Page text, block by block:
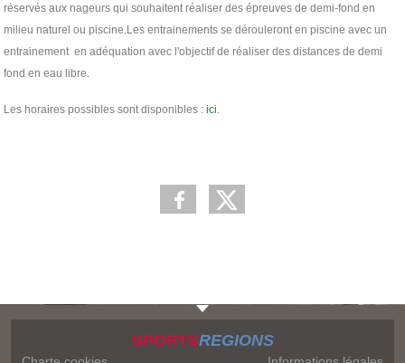
réservés aux nageurs qui souhaitent réaliser des épreuves de demi-fond en
milieu naturel ou piscine.Les entrainements se dérouleront en piscine avec un
entrainement en adéquation avec l'objectif de réaliser des distances de demi
fond en eau libre.
Les horaires possibles sont disponibles : ici
SPORTSREGIONS